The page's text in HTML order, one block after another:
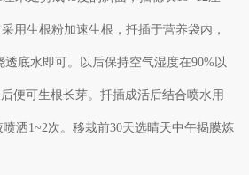
用生根粉加速生根，扦插于营养袋内，
底水即可。以后保持空气湿度在90%以
便可生根长芽。扦插成活后结合喷水用
洒1~2次。移栽前30天选晴天中午揭膜炼